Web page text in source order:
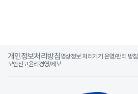
개인정보처리방침영상정보 처리기기 운영/관리 방침
보안신고윤리경영/제보